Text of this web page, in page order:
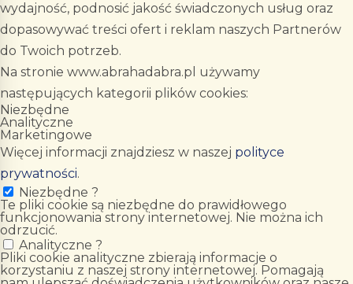
wydajność, podnosić jakość świadczonych usług oraz
dopasowywać treści ofert i reklam naszych Partnerów
do Twoich potrzeb.
Na stronie www.abrahadabra.pl używamy
następujących kategorii plików cookies:
Niezbędne
Analityczne
Marketingowe
Więcej informacji znajdziesz w naszej polityce
prywatności.
Niezbędne ?
Te pliki cookie są niezbędne do prawidłowego
funkcjonowania strony internetowej. Nie można ich
odrzucić.
Analityczne ?
Pliki cookie analityczne zbierają informacje o
korzystaniu z naszej strony internetowej. Pomagają